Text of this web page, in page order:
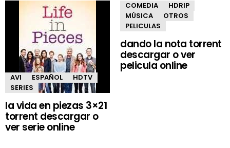
AVI ESPAÑOL
HDTV
SERIES
la vida en piezas 3×21
torrent descargar o
ver serie online
COMEDIA
HDRIP
MÚSICA
OTROS
PELICULAS
dando la nota torrent
descargar o ver
pelicula online